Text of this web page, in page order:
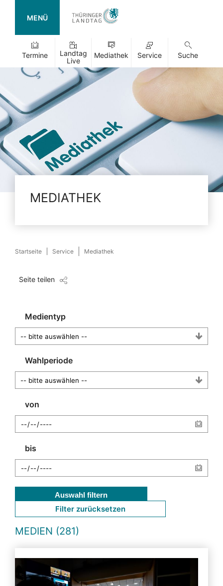
MENÜ
Termine
Landtag
Live
Mediathek Service Suche
MEDIATHEK
Startseite Service Mediathek
Seite teilen
Medientyp
Wahlperiode
von
bis
Auswahl filtern
Filter zurücksetzen
MEDIEN (281)